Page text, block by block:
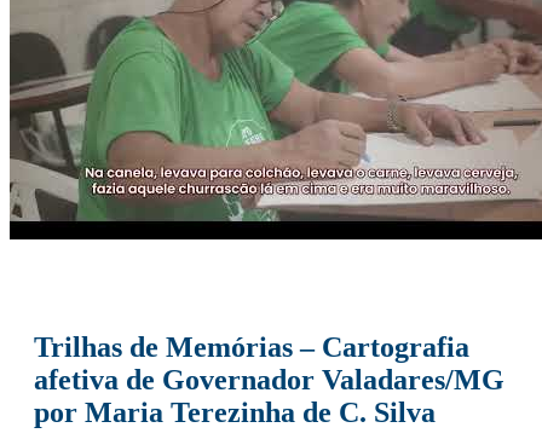
Trilhas de Memórias – Cartografia
afetiva de Governador Valadares/MG
por Maria Terezinha de C. Silva